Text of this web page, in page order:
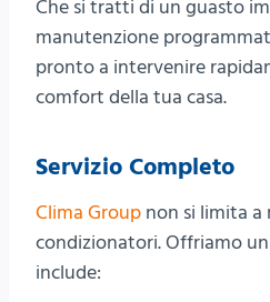
Che si tratti di un guasto
manutenzione
pronto a intervenire
comfort della tua casa.
Servizio Completo
Clima Group non si limita a
condizionatori. Offriamo
include: